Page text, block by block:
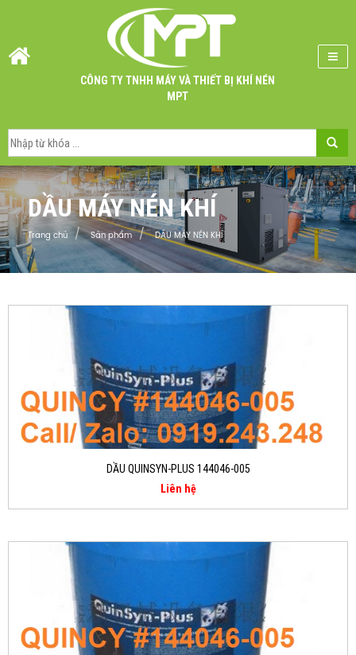
CÔNG TY TNHH MÁY VÀ THIẾT BỊ KHÍ NÉN
MPT
DẦU MÁY NÉN KHÍ
Trang chủ Sản phẩm DẦU MÁY NÉN KHÍ
DẦU QUINSYN-PLUS 144046-005
Liên hệ